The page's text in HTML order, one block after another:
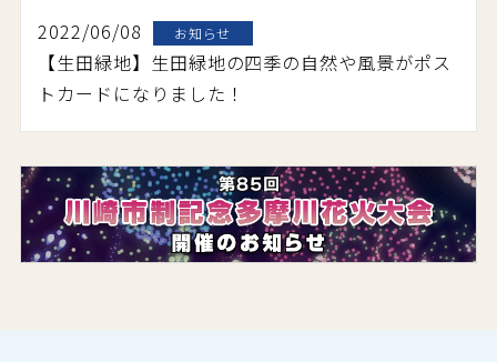
2022/06/08
お知らせ
【生田緑地】生田緑地の四季の自然や風景がポス
トカードになりました！